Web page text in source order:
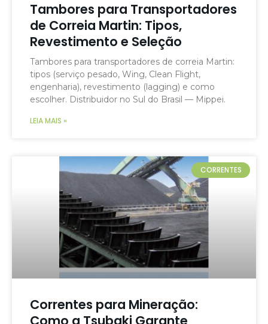
Tambores para Transportadores
de Correia Martin: Tipos,
Revestimento e Seleção
Tambores para transportadores de correia Martin:
tipos (serviço pesado, Wing, Clean Flight,
engenharia), revestimento (lagging) e como
escolher. Distribuidor no Sul do Brasil — Mippei.
LEIA MAIS »
CORRENTES
Correntes para Mineração: